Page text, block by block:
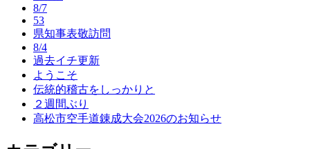
8/7
53
県知事表敬訪問
8/4
過去イチ更新
ようこそ
伝統的稽古をしっかりと
２週間ぶり
高松市空手道錬成大会2026のお知らせ